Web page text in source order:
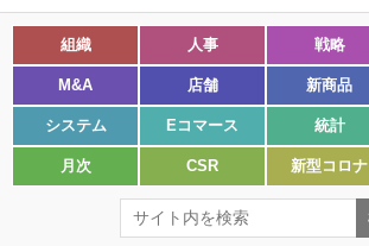
組織 人事 戦略
M&A 店舗 新商品
システム Eコマース 統計
月次 CSR 新型コロナ